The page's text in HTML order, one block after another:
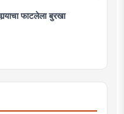
फाटलेला बुरखा